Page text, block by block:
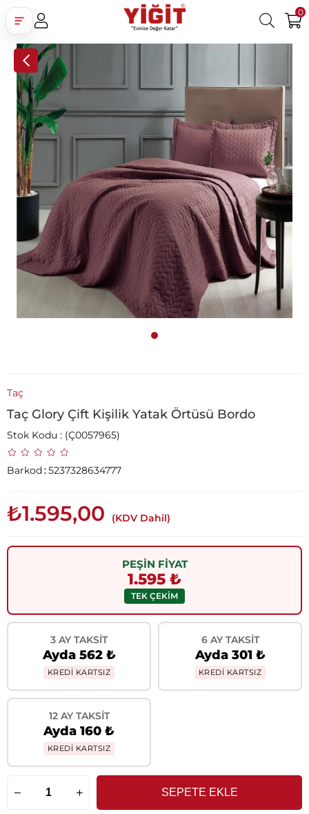
0
Üye Girişi
Google İle Bağlan
Taç
Taç Glory Çift Kişilik Yatak Örtüsü Bordo
Stok Kodu (Ç0057965)
Barkod:5237328634777
₺1.595,00 (KDV Dahil)
PEŞİN FİYAT
1.595 ₺
TEK ÇEKİM
3 AY TAKSIT
Ayda 562 ₺
KREDİ KARTSIZ
6 AY TAKSIT
Ayda 301 ₺
KREDİ KARTSIZ
12 AY TAKSIT
Ayda 160 ₺
KREDİ KARTSIZ